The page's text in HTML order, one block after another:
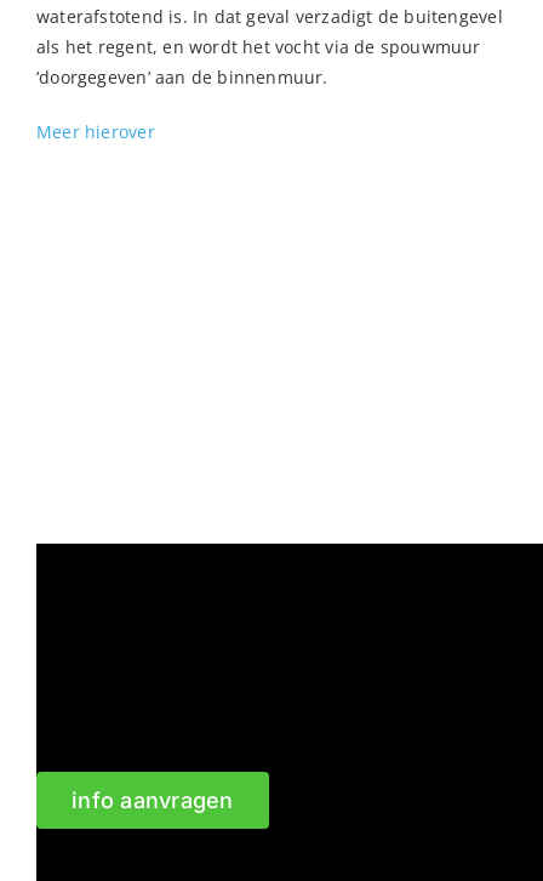
waterafstotend is. In dat geval verzadigt de buitengevel
als het regent, en wordt het vocht via de spouwmuur
‘doorgegeven’ aan de binnenmuur.
Meer hierover
info aanvragen